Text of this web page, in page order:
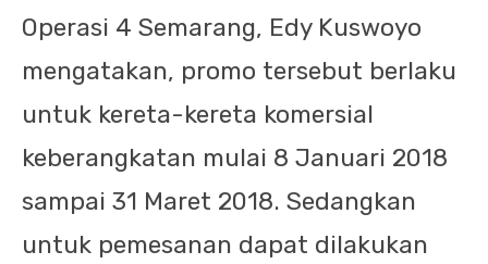
Operasi 4 Semarang, Edy Kuswoyo
mengatakan, promo tersebut berlaku
untuk kereta-kereta komersial
keberangkatan mulai 8 Januari 2018
sampai 31 Maret 2018. Sedangkan
untuk pemesanan dapat dilakukan